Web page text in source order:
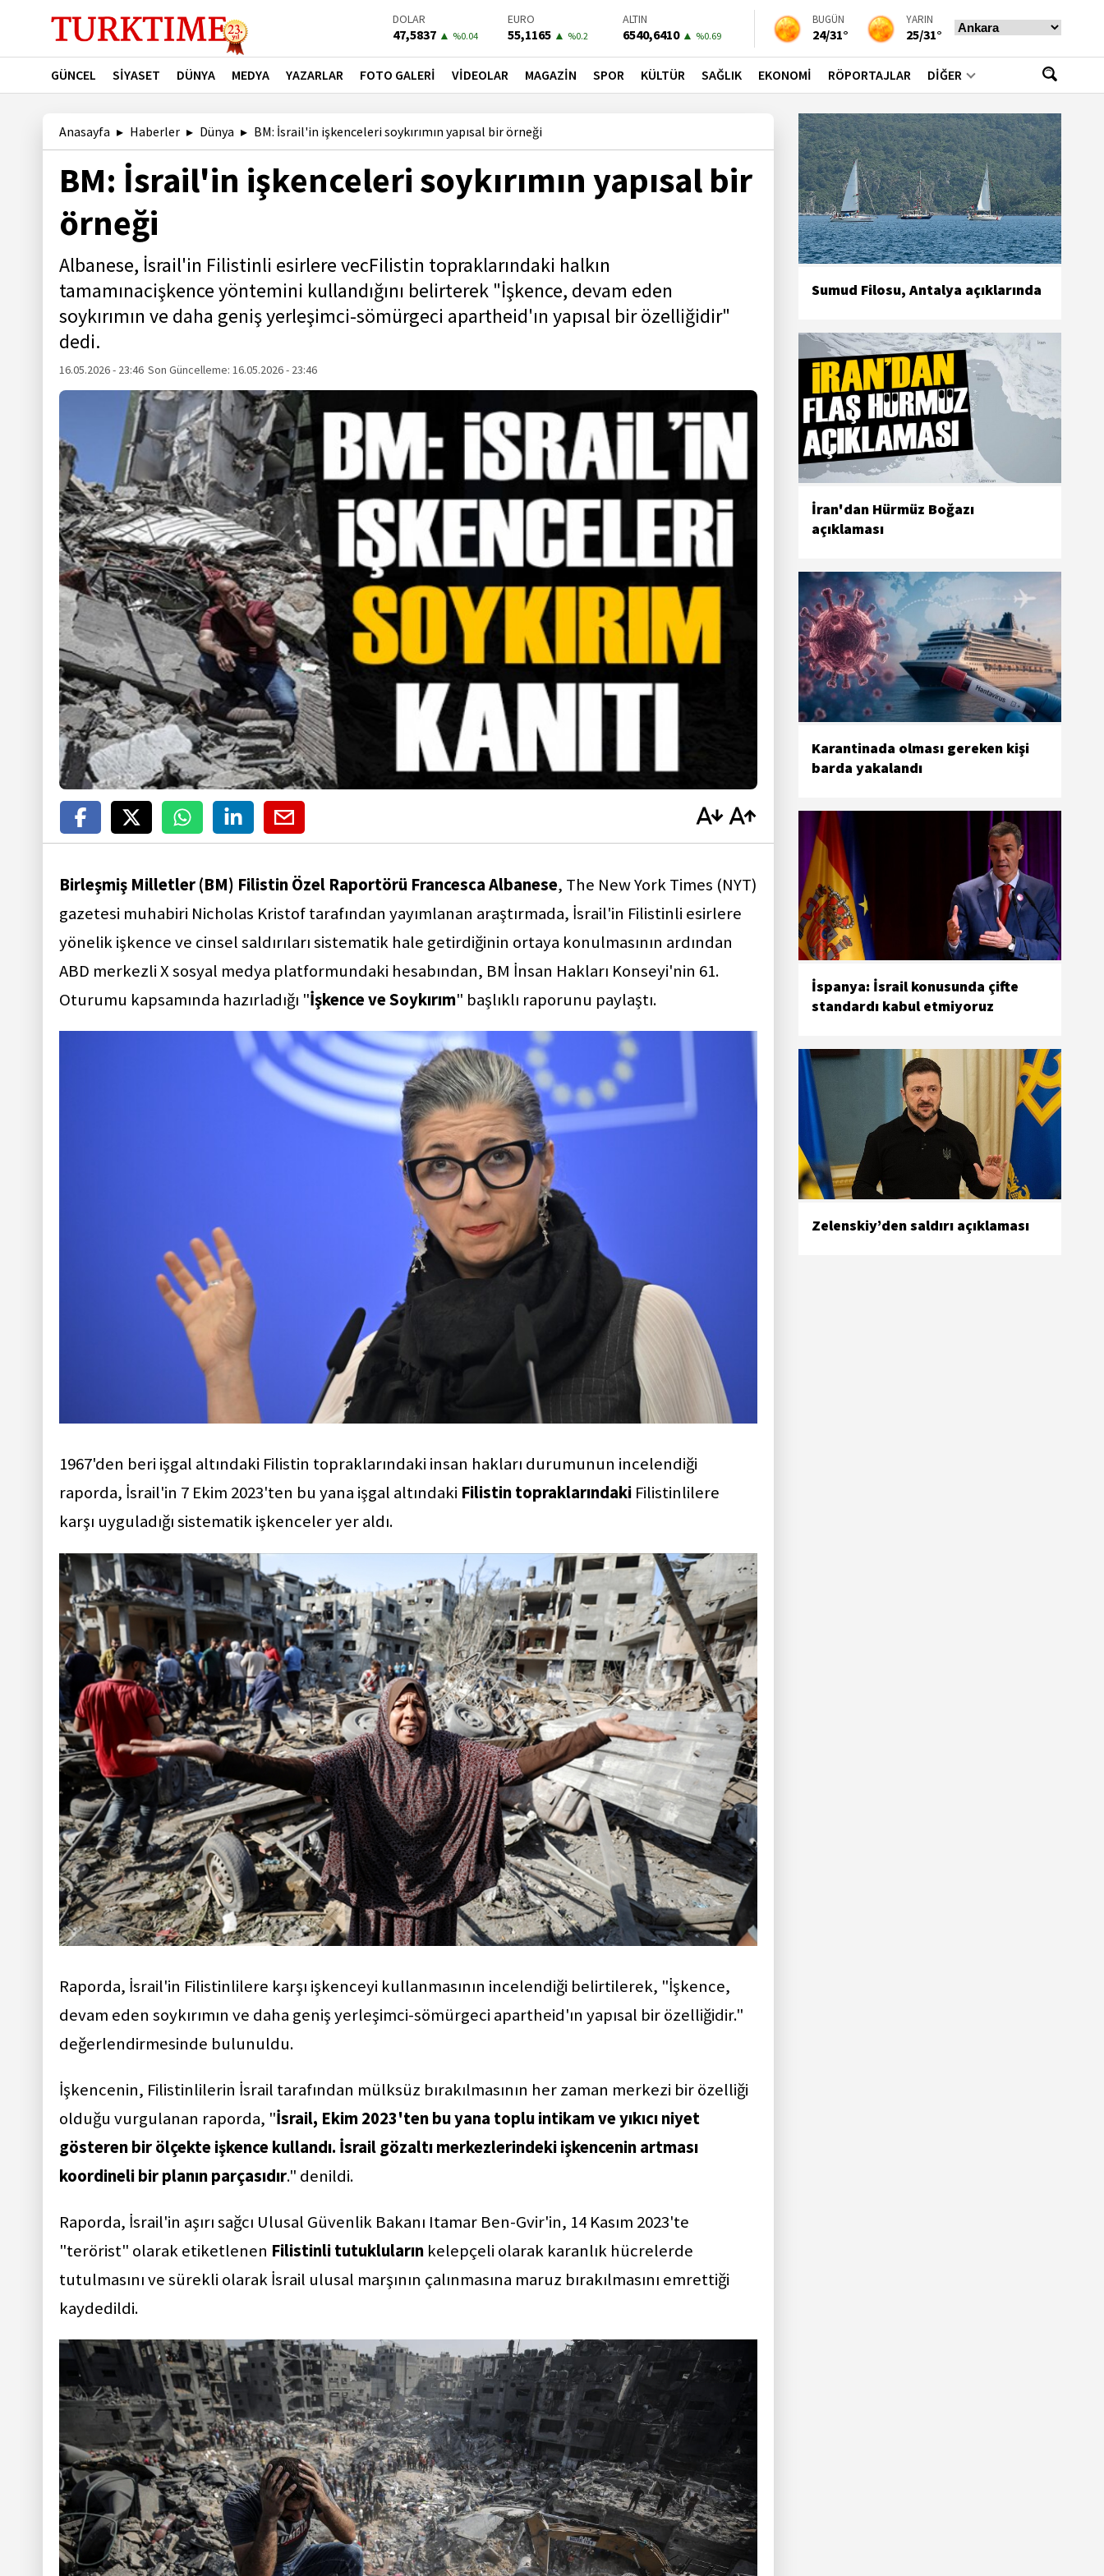
BIST-100
13703,13▲ %0.11
PETROL
78,7400 ▼ %-0.2
BONO
41,5400▲ %0.31
BUGÜN
24/31°
YARIN
25/31°
GÜNCEL SİYASET DÜNYA MEDYA YAZARLAR FOTO GALERİ VİDEOLAR MAGAZİN SPOR KÜLTÜR SAĞLIK EKONOMİ RÖPORTAJLAR DİĞER
Anasayfa Haberler Dünya BM: İsrail'in işkenceleri soykırımın yapısal bir örneği
BM: İsrail'in işkenceleri soykırımın yapısal bir
örneği
Albanese, İsrail'in Filistinli esirlere vecFilistin topraklarındaki halkın
tamamınacişkence yöntemini kullandığını belirterek "İşkence, devam eden
soykırımın ve daha geniş yerleşimci-sömürgeci apartheid'ın yapısal bir özelliğidir"
dedi.
16.05.2026 - 23:46 Son Güncelleme:16.05.2026 - 23:46
Birleşmiş Milletler (BM) Filistin Özel Raportörü Francesca Albanese, The New York Times (NYT)
gazetesi muhabiri Nicholas Kristof tarafından yayımlanan araştırmada, İsrail'in Filistinli esirlere
yönelik işkence ve cinsel saldırıları sistematik hale getirdiğinin ortaya konulmasının ardından
ABD merkezli X sosyal medya platformundaki hesabından, BM İnsan Hakları Konseyi'nin 61.
Oturumu kapsamında hazırladığı "İşkence ve Soykırım" başlıklı raporunu paylaştı.
1967'den beri işgal altındaki Filistin topraklarındaki insan hakları durumunun incelendiği
raporda, İsrail'in 7 Ekim 2023'ten bu yana işgal altındaki Filistintopraklarındaki Filistinlilere
karşı uyguladığı sistematik işkenceler yer aldı.
Raporda, İsrail'in Filistinlilere karşı işkenceyi kullanmasının incelendiği belirtilerek, "İşkence,
devam eden soykırımın ve daha geniş yerleşimci-sömürgeci apartheid'ın yapısal bir özelliğidir."
değerlendirmesinde bulunuldu.
İşkencenin, Filistinlilerin İsrail tarafından mülksüz bırakılmasının her zaman merkezi bir özelliği
olduğu vurgulanan raporda, "İsrail, Ekim 2023'ten bu yana toplu intikam ve yıkıcı niyet
gösteren bir ölçekte işkence kullandı. İsrail gözaltı merkezlerindeki işkencenin artması
koordineli bir planın parçasıdır." denildi.
Raporda, İsrail'in aşırı sağcı Ulusal Güvenlik Bakanı Itamar Ben-Gvir'in, 14 Kasım 2023'te
"terörist" olarak etiketlenen Filistinli tutukluların kelepçeli olarak karanlık hücrelerde
tutulmasını ve sürekli olarak İsrail ulusal marşının çalınmasına maruz bırakılmasını emrettiği
kaydedildi.
Sumud Filosu, Antalya açıklarında
İran'dan Hürmüz Boğazı
açıklaması
Karantinada olması gereken kişi
barda yakalandı
İspanya: İsrail konusunda çifte
standardı kabul etmiyoruz
Zelenskiy’den saldırı açıklaması